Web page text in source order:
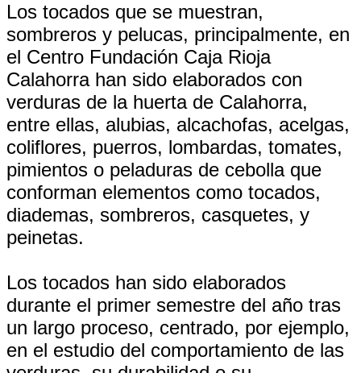
Los tocados que se muestran,
sombreros y pelucas, principalmente, en
el Centro Fundación Caja Rioja
Calahorra han sido elaborados con
verduras de la huerta de Calahorra,
entre ellas, alubias, alcachofas, acelgas,
coliflores, puerros, lombardas, tomates,
pimientos o peladuras de cebolla que
conforman elementos como tocados,
diademas, sombreros, casquetes, y
peinetas.
Los tocados han sido elaborados
durante el primer semestre del año tras
un largo proceso, centrado, por ejemplo,
en el estudio del comportamiento de las